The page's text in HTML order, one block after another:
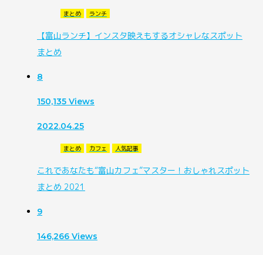
まとめ ランチ
【富山ランチ】インスタ映えもするオシャレなスポット
まとめ
8
150,135 Views
2022.04.25
まとめ カフェ 人気記事
これであなたも“富山カフェ”マスター！おしゃれスポット
まとめ 2021
9
146,266 Views